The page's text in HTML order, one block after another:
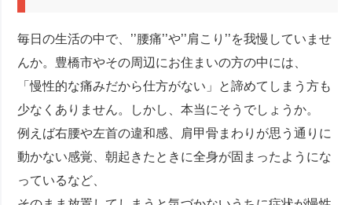
毎日の生活の中で、’’腰痛’’や’’肩こり’’を我慢していませ
んか。豊橋市やその周辺にお住まいの方の中には、
「慢性的な痛みだから仕方がない」と諦めてしまう方も
少なくありません。しかし、本当にそうでしょうか。
例えば右腰や左首の違和感、肩甲骨まわりが思う通りに
動かない感覚、朝起きたときに全身が固まったようにな
っているなど、